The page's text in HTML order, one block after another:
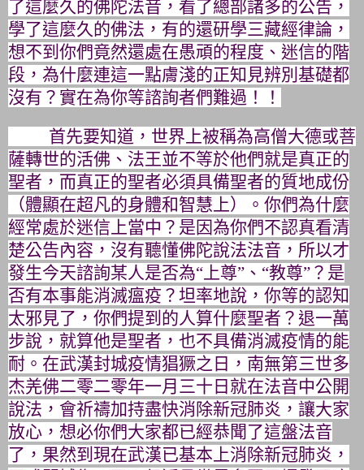
了這麼久的佛陀法音， 看了總部諸多的公告，
學了這麼久的佛法，有的還研學三藏經律論，
想不到你們竟然還處在愚頑的程度、迷信的階
段， 為什麼連這一點膚淺的正知見辨別基礎都
沒有？ 實在為你等諮詢者們難過！！
首先要知道，世界上被稱為高僧大德或菩
薩轉世的活佛、 法王並不等於他們就是真正的
聖者， 而真正的聖者必須具備聖者的質地成份
（體顯在超凡的身體和智慧上）。你們為什麼
經常處於迷信上當中？ 是因為你們不認真看清
楚公告內容，沒有聽懂佛陀說法法音， 所以才
發生今天諮詢某人是否為“上尊”、“教尊”？ 是
否有本事能消滅瘟疫？坦率地說，你等的認知
太邪見了， 你們提到的人算什麼聖者？退一萬
步說，就算他是聖者， 也不具備消滅疫情的能
耐。在武漢封城疫情猖獗之日， 南無第三世多
杰羌佛二零二零年一月三十日就在法音中公開
說法， 會祈禱加持盡快消除新冠肺炎，讓大家
放心， 想必你們大家都已經恭聞了這盤法音
了， 果然到現在武漢已基本上消除新冠肺炎，